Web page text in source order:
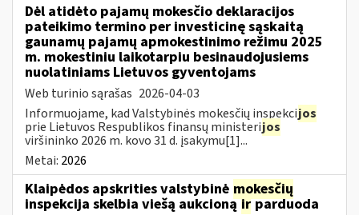
Dėl atidėto pajamų mokesčio deklaracijos
pateikimo termino per investicinę sąskaitą
gaunamų pajamų apmokestinimo režimu 2025
m. mokestiniu laikotarpiu besinaudojusiems
nuolatiniams Lietuvos gyventojams
Web turinio sąrašas 2026-04-03
Informuojame, kad Valstybinės mokesčių inspekcijos
prie Lietuvos Respublikos finansų ministerijos
viršininko 2026 m. kovo 31 d. įsakymu[1]...
Metai: 2026
Klaipėdos apskrities valstybinė mokesčių
inspekcija skelbia viešą aukcionąirparduoda